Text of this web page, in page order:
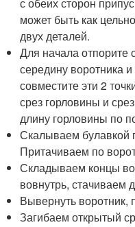
с обеих сторон
может быть как
двух деталей.
Для начала отпорите
середину воротника
совместите эти 2
срез горловины и
длину горловины по
Скалываем булавкой
Притачиваем по
Складываем концы
вовнутрь, стачиваем
Вывернуть воротник,
Загибаем открытый